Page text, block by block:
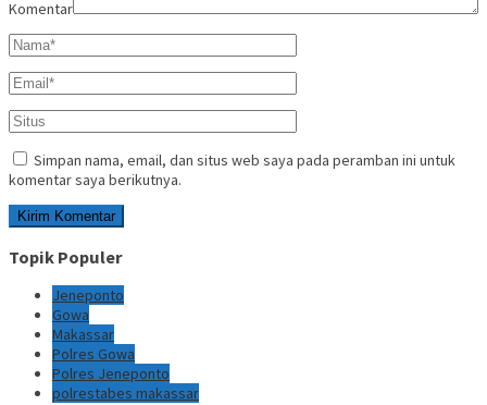
Komentar
Simpan nama, email, dan situs web saya pada peramban ini untuk
komentar saya berikutnya.
Topik Populer
Jeneponto
Gowa
Makassar
Polres Gowa
Polres Jeneponto
polrestabes makassar